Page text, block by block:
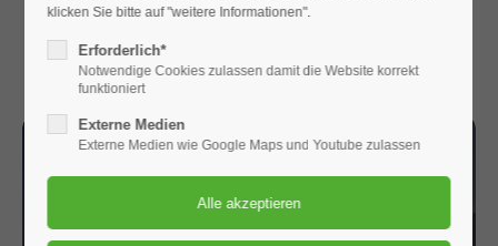
Herzlich willkommen beim DAV-
Weißenburg!
Verein
klicken Sie bitte auf "weitere Informationen".
Erforderlich*
Notwendige Cookies zulassen damit die Website korrekt
funktioniert
Externe Medien
Externe Medien wie Google Maps und Youtube zulassen